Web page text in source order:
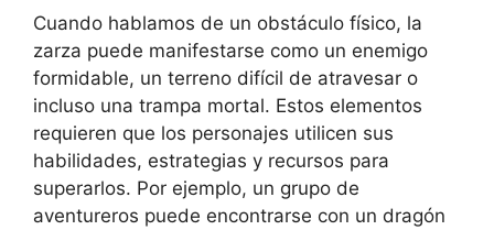
Cuando hablamos de un obstáculo físico, la
zarza puede manifestarse como un enemigo
formidable, un terreno difícil de atravesar o
incluso una trampa mortal. Estos elementos
requieren que los personajes utilicen sus
habilidades, estrategias y recursos para
superarlos. Por ejemplo, un grupo de
aventureros puede encontrarse con un dragón